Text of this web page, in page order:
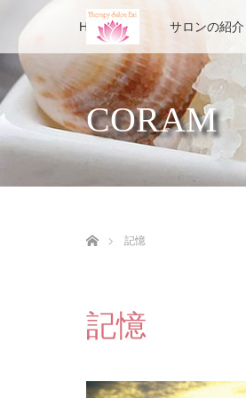
HOME サロンの紹介
CORAM
記憶
記憶